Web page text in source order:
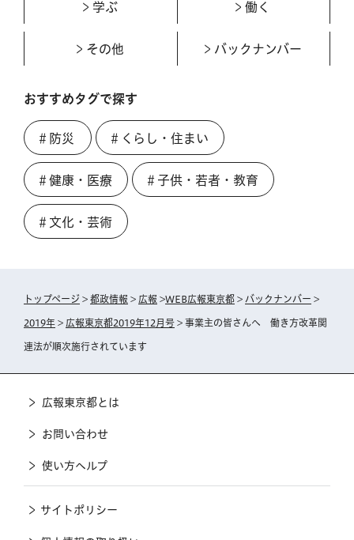
学ぶ 働く
その他 バックナンバー
おすすめタグで探す
＃防災 ＃くらし・住まい
＃健康・医療 ＃子供・若者・教育
＃文化・芸術
トップページ > 都政情報 > 広報 >WEB広報東京都 > バックナンバー >
2019年 > 広報東京都2019年12月号 > 事業主の皆さんへ 働き方改革関
連法が順次施行されています
広報東京都とは
お問い合わせ
使い方ヘルプ
サイトポリシー